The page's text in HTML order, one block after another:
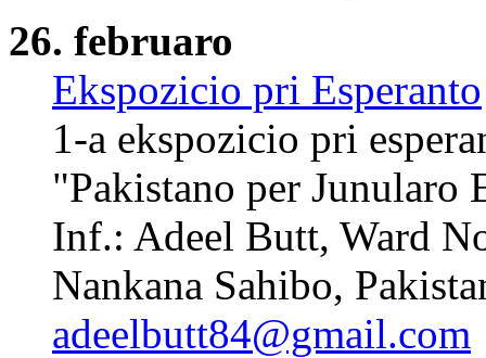
26. februaro
Ekspozicio pri Esperanto
1-a ekspozicio pri
"Pakistano per Junularo
Inf.: Adeel Butt, Ward
Nankana Sahibo,
adeelbutt84@gmail.com